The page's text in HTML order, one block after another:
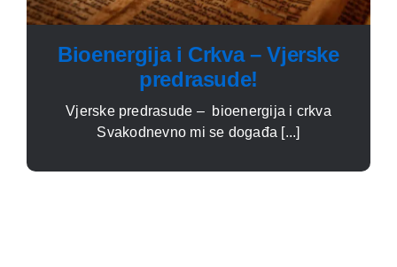
Bioenergija i Crkva – Vjerske
predrasude!
Vjerske predrasude – bioenergija i crkva
Svakodnevno mi se događa [...]